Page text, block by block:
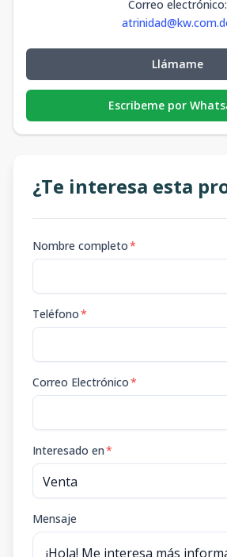
Correo electrónico:
Llámame
Escribeme por
¿Te interesa esta
Nombre completo*
Teléfono*
Correo Electrónico*
Interesado en*
Mensaje